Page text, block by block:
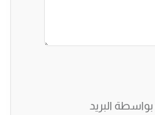
بواسطة البريد